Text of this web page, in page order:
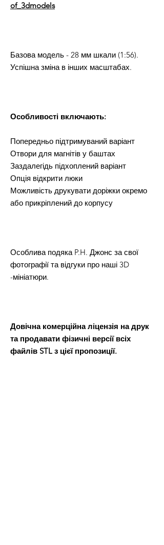
of_3dmodels
Базова модель - 28 мм шкали (1:56).
Успішна зміна в інших масштабах.
Особливості включають:
Попередньо підтримуваний варіант
Отвори для магнітів у баштах
Заздалегідь підхоплений варіант
Опція відкрити люки
Можливість друкувати доріжки окремо
або прикріплений до корпусу
Особлива подяка P.H. Джонс за свої
фотографії та відгуки про наші 3D
-мініатюри.
Довічна комерційна ліцензія на друк
та продавати фізичні версії всіх
файлів STL з цієї пропозиції.